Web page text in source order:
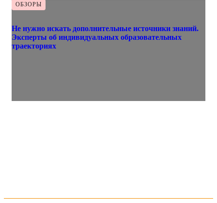
ОБЗОРЫ
Не нужно искать дополнительные источники знаний.
Эксперты об индивидуальных образовательных
траекториях